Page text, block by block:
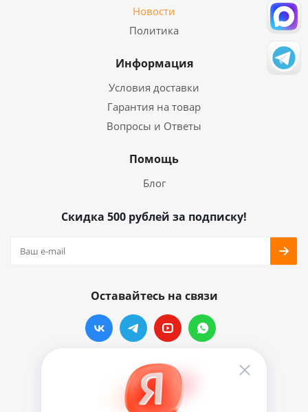
Новости
Политика
Информация
Условия доставки
Гарантия на товар
Вопросы и Ответы
Помощь
Блог
Скидка 500 рублей за подписку!
Оставайтесь на связи
Наши контакты
info@vinylmarkt.ru